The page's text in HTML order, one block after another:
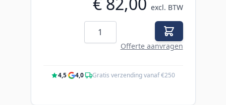
excl. BTW
Aantal
Offerte aanvragen
4,5· 4,0· Gratis verzending vanaf €250